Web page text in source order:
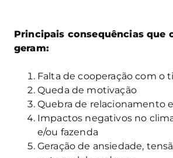
Principais consequências que
geram:
Falta de cooperação com o
Queda de motivação
Quebra de relacionamento
Impactos negativos no
e/ou fazenda
Geração de ansiedade,